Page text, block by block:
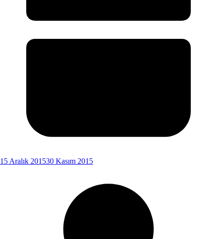
15 Aralık 201530 Kasım 2015